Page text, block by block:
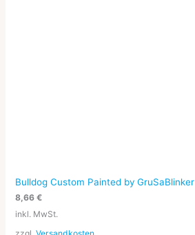
Bulldog Custom Painted by GruSaBlinker
8,66€
inkl. MwSt.